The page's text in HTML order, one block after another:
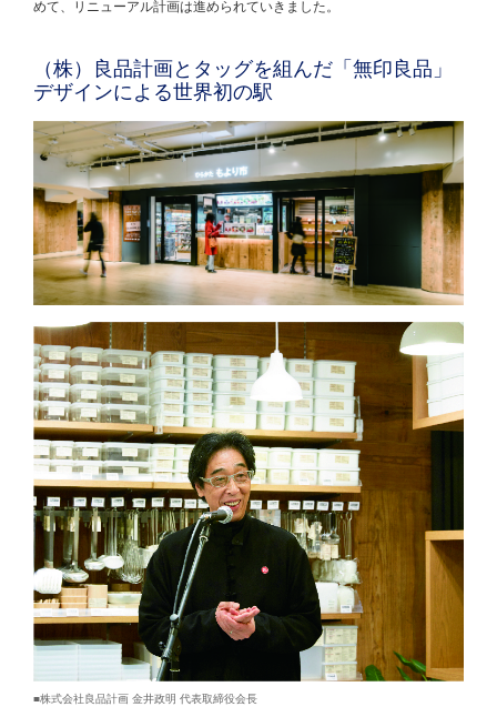
めて、リニューアル計画は進められていきました。
（株）良品計画とタッグを組んだ 「無印良品」
デザインによる世界初の駅
■株式会社良品計画 金井政明 代表取締役会長